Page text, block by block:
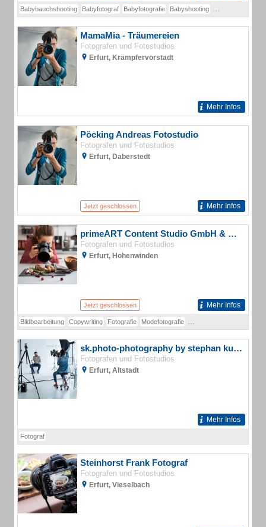
Babybauchshooting Babyfotograf Babyfotografie Babyshooting
MamaMia - Träumereien
Fotografen und Fotostudios
Erfurt, Krämpfervorstadt
Mehr Infos
Pöcking Andreas Fotostudio
Fotografen und Fotostudios
Erfurt, Daberstedt
Jetzt geschlossen Mehr Infos
primeART Content Studio GmbH & Co. KG
Fotografen und Fotostudios
Erfurt, Hohenwinden
Jetzt geschlossen Mehr Infos
Bildbearbeitung Copywriting Fotografie Modefotografie
sk.photo-photography by stephan kurzke
Fotografen und Fotostudios
Erfurt, Altstadt
Mehr Infos
Fotograf
Steinhorst Frank Fotograf
Fotografen und Fotostudios
Erfurt, Vieselbach